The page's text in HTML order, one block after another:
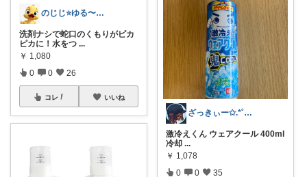
のじじ⭐️ゆる〜くのんびり便利✨🌈生活
洗剤ナシで蛇口のくもりがピカ
ピカに！水をつ ...
￥ 1,080
0 0 26
コレ いいね
ざっきぃー✩.*˚いつも感謝💕
激冷えくん ウェアクール 400ml
冷却 ...
￥ 1,078
0 0 35